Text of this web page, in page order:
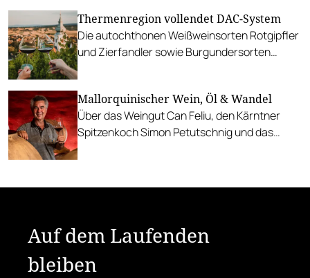
können.
Thermenregion vollendet DAC-System
Die autochthonen Weißweinsorten Rotgipfler
und Zierfandler sowie Burgundersorten
Mallorquinischer Wein, Öl & Wandel
Über das Weingut Can Feliu, den Kärntner
Spitzenkoch Simon Petutschnig und das
Auf dem Laufenden
bleiben